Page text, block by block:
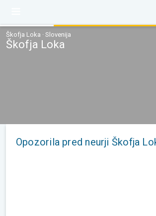
Škofja Loka · Slovenija
Škofja Loka
Opozorila pred neurji Škofja